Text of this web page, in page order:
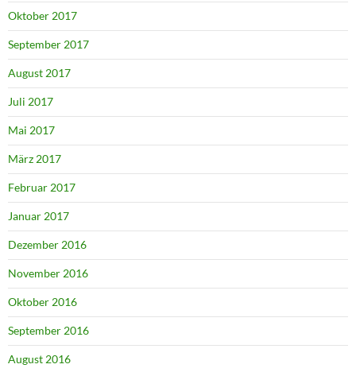
Oktober 2017
September 2017
August 2017
Juli 2017
Mai 2017
März 2017
Februar 2017
Januar 2017
Dezember 2016
November 2016
Oktober 2016
September 2016
August 2016